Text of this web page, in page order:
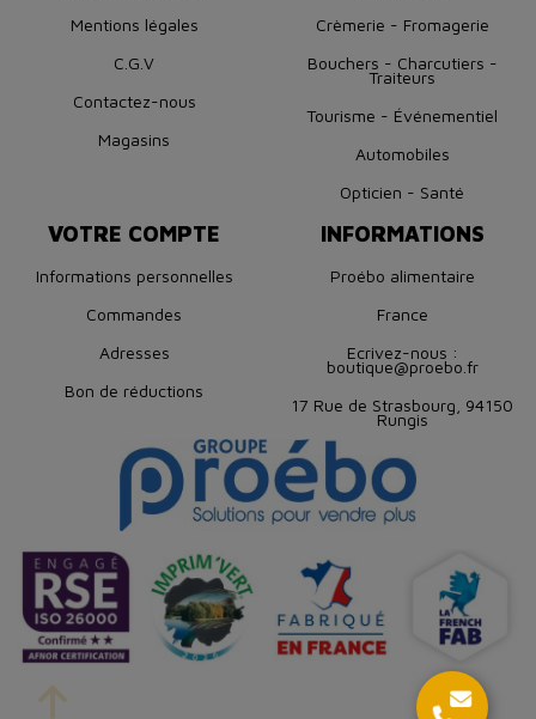
Mentions légales
C.G.V
Contactez-nous
Magasins
Crèmerie - Fromagerie
Bouchers - Charcutiers -
Traiteurs
Tourisme - Événementiel
Automobiles
Opticien - Santé
VOTRE COMPTE
Informations personnelles
Commandes
Adresses
Bon de réductions
INFORMATIONS
Proébo alimentaire
France
Ecrivez-nous :
boutique@proebo.fr
17 Rue de Strasbourg, 94150
Rungis